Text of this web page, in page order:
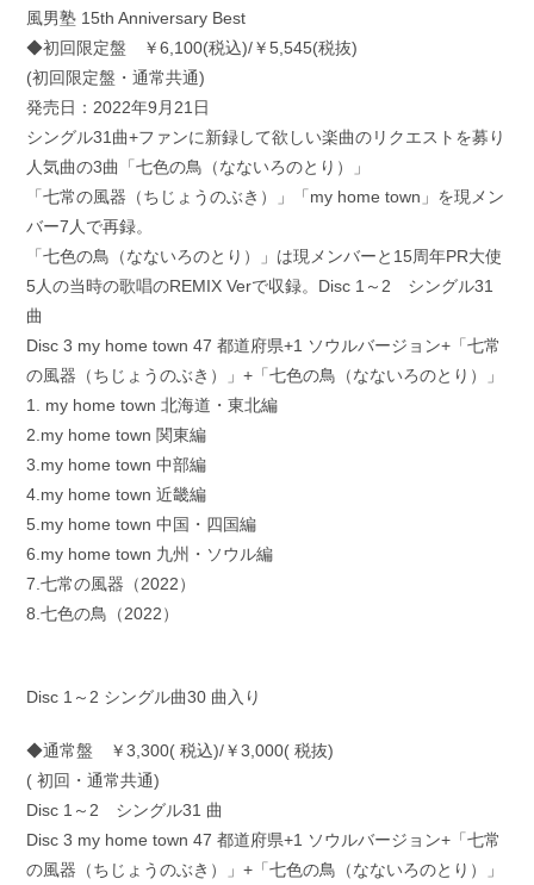
風男塾 15th Anniversary Best
◆初回限定盤 ￥6,100(税込)/￥5,545(税抜)
(初回限定盤・通常共通)
発売日：2022年9月21日
シングル31曲+ファンに新録して欲しい楽曲のリクエストを募り
人気曲の3曲「七色の鳥（なないろのとり）」
「七常の風器（ちじょうのぶき）」「my home town」を現メン
バー7人で再録。
「七色の鳥（なないろのとり）」は現メンバーと15周年PR大使
5人の当時の歌唱のREMIX Verで収録。Disc 1～2 シングル31
曲
Disc 3 my home town 47 都道府県+1 ソウルバージョン+「七常
の風器（ちじょうのぶき）」+「七色の鳥（なないろのとり）」
1. my home town 北海道・東北編
2.my home town 関東編
3.my home town 中部編
4.my home town 近畿編
5.my home town 中国・四国編
6.my home town 九州・ソウル編
7.七常の風器（2022）
8.七色の鳥（2022）
Disc 1～2 シングル曲30 曲入り
◆通常盤 ￥3,300( 税込)/￥3,000( 税抜)
( 初回・通常共通)
Disc 1～2 シングル31 曲
Disc 3 my home town 47 都道府県+1 ソウルバージョン+「七常
の風器（ちじょうのぶき）」+「七色の鳥（なないろのとり）」